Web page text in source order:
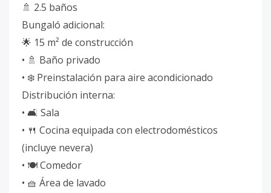
🚿 2.5 baños
Bungaló adicional:
🌟 15 m² de construcción
• 🚿 Baño privado
• ❄️ Preinstalación para aire acondicionado
Distribución interna:
• 🛋️ Sala
• 🍴 Cocina equipada con electrodomésticos
(incluye nevera)
• 🍽️ Comedor
• 🧺 Área de lavado